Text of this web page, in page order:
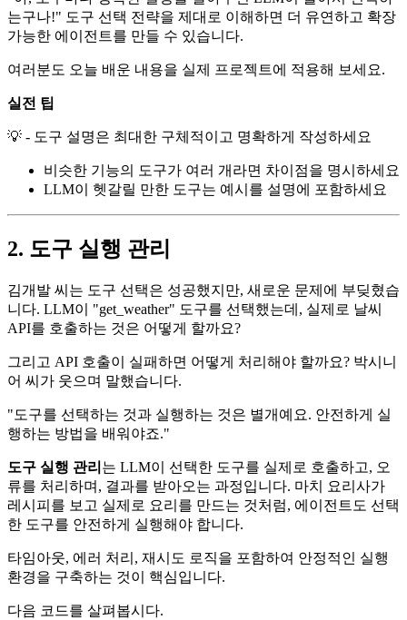
는구나!" 도구 선택 전략을 제대로 이해하면 더 유연하고 확장
가능한 에이전트를 만들 수 있습니다.
여러분도 오늘 배운 내용을 실제 프로젝트에 적용해 보세요.
실전 팁
💡 - 도구 설명은 최대한 구체적이고 명확하게 작성하세요
비슷한 기능의 도구가 여러 개라면 차이점을 명시하세요
LLM이 헷갈릴 만한 도구는 예시를 설명에 포함하세요
2. 도구 실행 관리
김개발 씨는 도구 선택은 성공했지만, 새로운 문제에 부딪혔습
니다. LLM이 "get_weather" 도구를 선택했는데, 실제로 날씨
API를 호출하는 것은 어떻게 할까요?
그리고 API 호출이 실패하면 어떻게 처리해야 할까요? 박시니
어 씨가 웃으며 말했습니다.
"도구를 선택하는 것과 실행하는 것은 별개예요. 안전하게 실
행하는 방법을 배워야죠."
도구 실행 관리 는 LLM이 선택한 도구를 실제로 호출하고, 오
류를 처리하며, 결과를 받아오는 과정입니다. 마치 요리사가
레시피를 보고 실제로 요리를 만드는 것처럼, 에이전트도 선택
한 도구를 안전하게 실행해야 합니다.
타임아웃, 에러 처리, 재시도 로직을 포함하여 안정적인 실행
환경을 구축하는 것이 핵심입니다.
다음 코드를 살펴봅시다.